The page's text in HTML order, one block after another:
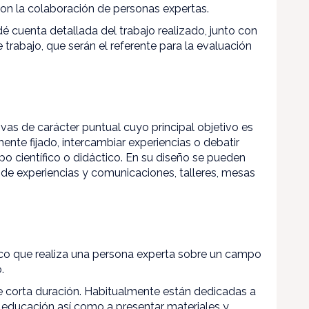
la colaboración de personas expertas.
cuenta detallada del trabajo realizado, junto con
que serán el referente para la evaluación
de carácter puntual cuyo principal objetivo es
fijado, intercambiar experiencias o debatir
científico o didáctico. En su diseño se pueden
experiencias y comunicaciones, talleres, mesas
que realiza una persona experta sobre un campo
duración. Habitualmente están dedicadas a